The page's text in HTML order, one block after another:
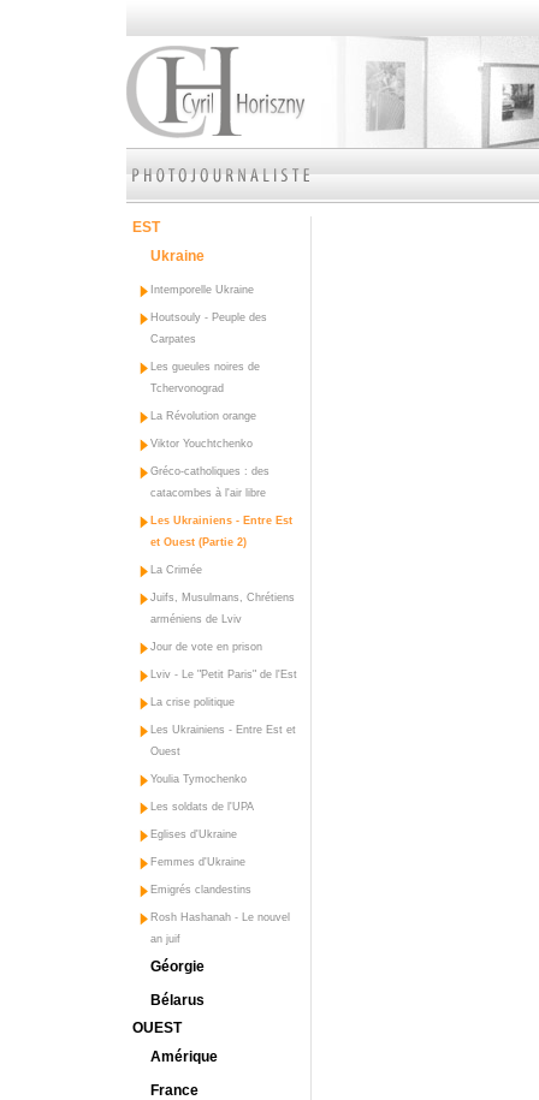
EST
Ukraine
Intemporelle Ukraine
Houtsouly - Peuple des
Carpates
Les gueules noires de
Tchervonograd
La Révolution orange
Viktor Youchtchenko
Gréco-catholiques : des
catacombes à l'air libre
Les Ukrainiens - Entre Est
et Ouest (Partie 2)
La Crimée
Juifs, Musulmans, Chrétiens
arméniens de Lviv
Jour de vote en prison
Lviv - Le "Petit Paris" de l'Est
La crise politique
Les Ukrainiens - Entre Est et
Ouest
Youlia Tymochenko
Les soldats de l'UPA
Eglises d'Ukraine
Femmes d'Ukraine
Emigrés clandestins
Rosh Hashanah - Le nouvel
an juif
Géorgie
Bélarus
OUEST
Amérique
France